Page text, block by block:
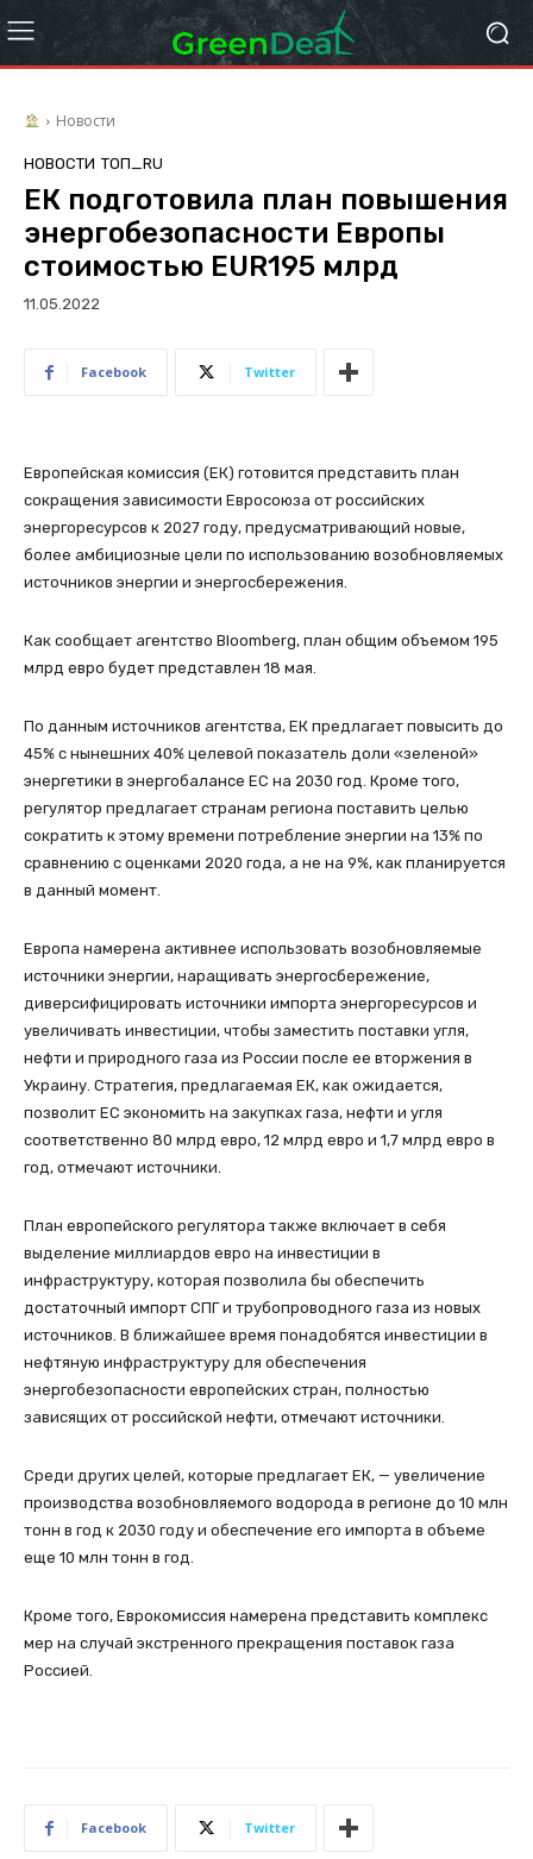
Новости
НОВОСТИ ТОП_RU
ЕК подготовила план повышения
энергобезопасности Европы
стоимостью EUR195 млрд
11.05.2022
Facebook Twitter
Европейская комиссия (ЕК) готовится представить план
сокращения зависимости Евросоюза от российских
энергоресурсов к 2027 году, предусматривающий новые,
более амбициозные цели по использованию возобновляемых
источников энергии и энергосбережения.
Как сообщает агентство Bloomberg, план общим объемом 195
млрд евро будет представлен 18 мая.
По данным источников агентства, ЕК предлагает повысить до
45% с нынешних 40% целевой показатель доли «зеленой»
энергетики в энергобалансе ЕС на 2030 год. Кроме того,
регулятор предлагает странам региона поставить целью
сократить к этому времени потребление энергии на 13% по
сравнению с оценками 2020 года, а не на 9%, как планируется
в данный момент.
Европа намерена активнее использовать возобновляемые
источники энергии, наращивать энергосбережение,
диверсифицировать источники импорта энергоресурсов и
увеличивать инвестиции, чтобы заместить поставки угля,
нефти и природного газа из России после ее вторжения в
Украину. Стратегия, предлагаемая ЕК, как ожидается,
позволит ЕС экономить на закупках газа, нефти и угля
соответственно 80 млрд евро, 12 млрд евро и 1,7 млрд евро в
год, отмечают источники.
План европейского регулятора также включает в себя
выделение миллиардов евро на инвестиции в
инфраструктуру, которая позволила бы обеспечить
достаточный импорт СПГ и трубопроводного газа из новых
источников. В ближайшее время понадобятся инвестиции в
нефтяную инфраструктуру для обеспечения
энергобезопасности европейских стран, полностью
зависящих от российской нефти, отмечают источники.
Среди других целей, которые предлагает ЕК, — увеличение
производства возобновляемого водорода в регионе до 10 млн
тонн в год к 2030 году и обеспечение его импорта в объеме
еще 10 млн тонн в год.
Кроме того, Еврокомиссия намерена представить комплекс
мер на случай экстренного прекращения поставок газа
Россией.
Facebook Twitter